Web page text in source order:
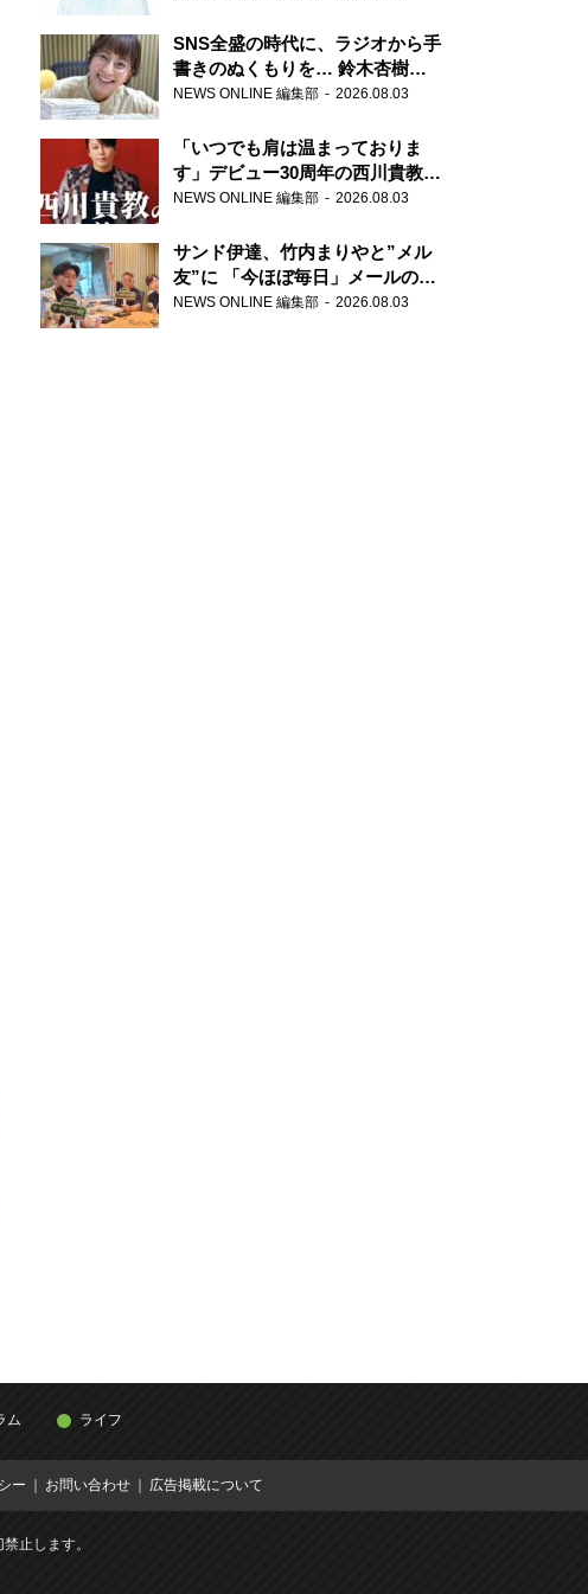
SNS全盛の時代に、ラジオから手
書きのぬくもりを… 鈴木杏樹の
直筆はがきが届く！
郵便局
NEWS ONLINE 編集部 2026.08.03
「いつでも肩は温まっておりま
す」デビュー30周年の西川貴教が
『オールナイトニッポン』に登
NEWS ONLINE 編集部 2026.08.03
サンド伊達、竹内まりやと”メル
友”に 「今ほぼ毎日」メールのや
り取り明かす
NEWS ONLINE 編集部 2026.08.03
ム ライフ
ー お問い合わせ 広告掲載について
止します。